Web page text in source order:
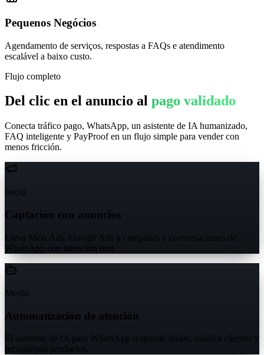
Pequenos Negócios
Agendamento de serviços, respostas a FAQs e atendimento
escalável a baixo custo.
Flujo completo
Del clic en el anuncio al pago validado
Conecta tráfico pago, WhatsApp, un asistente de IA humanizado,
FAQ inteligente y PayProof en un flujo simple para vender con
menos fricción.
Inicio
Captación con anuncios
Lleva Meta Ads, Google Ads y campañas a conversaciones de
WhatsApp con intención real.
Medio
Automatización de atención
El asistente de IA para WhatsApp responde dudas, califica clientes y
recomienda productos.